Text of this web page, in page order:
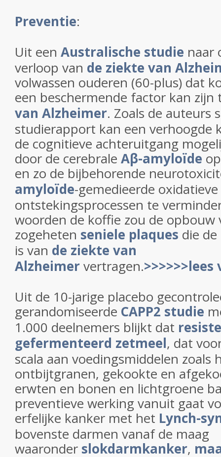
Preventie:
Uit een Australische studie naar
verloop van de ziekte van
volwassen ouderen (60-plus) dat
een beschermende factor kan
van Alzheimer. Zoals de auteurs
studierapport kan een verhoogde
de cognitieve achteruitgang
door de cerebrale Aβ-amyloïde
en zo de bijbehorende
amyloïde-gemedieerde
ontstekingsprocessen te
woorden de koffie zou de opbouw
zogeheten seniele plaques die
is van de ziekte van
Alzheimervertragen.>>>>>>lees
Uit de 10-jarige placebo
gerandomiseerde CAPP2 studie
1.000 deelnemers blijkt dat
gefermenteerd zetmeel, dat
scala aan voedingsmiddelen zoals
ontbijtgranen, gekookte en
erwten en bonen en lichtgroene
preventieve werking vanuit gaat
erfelijke kanker met het Lynch-
bovenste darmen vanaf de maag
waaronder slokdarmkanker,